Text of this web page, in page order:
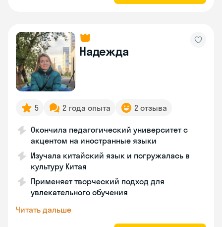
Надежда
5 2 года опыта 2 отзыва
Окончила педагогический университет с
акцентом на иностранные языки
Изучала китайский язык и погружалась в
культуру Китая
Применяет творческий подход для
увлекательного обучения
Читать дальше